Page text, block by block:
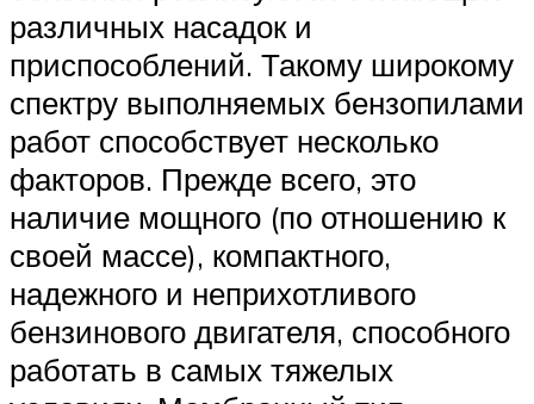
различных насадок и
приспособлений. Такому широкому
спектру выполняемых бензопилами
работ способствует несколько
факторов. Прежде всего, это
наличие мощного (по отношению к
своей массе), компактного,
надежного и неприхотливого
бензинового двигателя, способного
работать в самых тяжелых